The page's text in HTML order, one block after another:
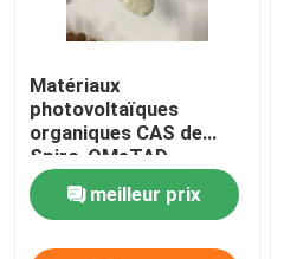
Matériaux
photovoltaïques
organiques CAS de
Spiro-OMeTAD
207739-72-8
C81H68N4O8
meilleur prix